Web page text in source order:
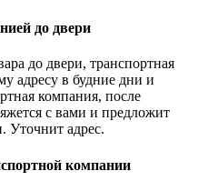
до двери
до двери, транспортная
адресу в будние дни и
компания, после
с вами и предложит
Уточнит адрес.
компании